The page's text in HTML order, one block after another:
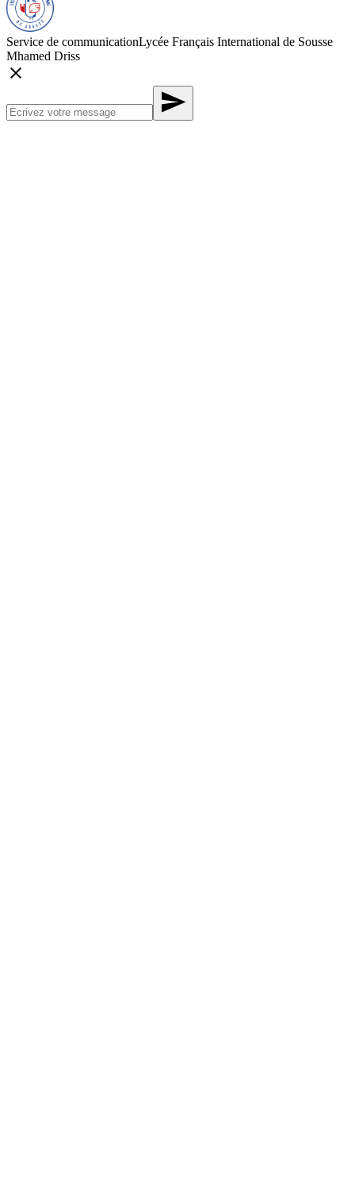
Service de communicationLycée Français International de Sousse
Mhamed Driss